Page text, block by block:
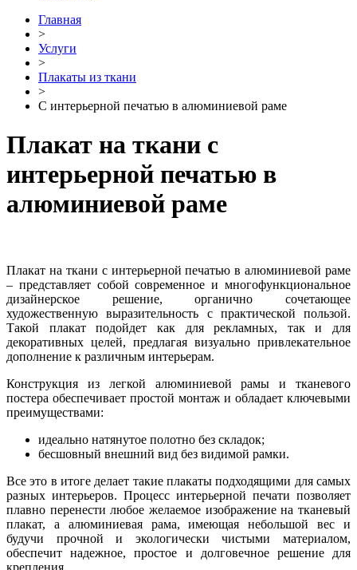
Главная
˃
Услуги
˃
Плакаты из ткани
˃
С интерьерной печатью в алюминиевой раме
Плакат на ткани с
интерьерной печатью в
алюминиевой раме
Плакат на ткани с интерьерной печатью в алюминиевой раме
– представляет собой современное и многофункциональное
дизайнерское решение, органично сочетающее
художественную выразительность с практической пользой.
Такой плакат подойдет как для рекламных, так и для
декоративных целей, предлагая визуально привлекательное
дополнение к различным интерьерам.
Конструкция из легкой алюминиевой рамы и тканевого
постера обеспечивает простой монтаж и обладает ключевыми
преимуществами:
идеально натянутое полотно без складок;
бесшовный внешний вид без видимой рамки.
Все это в итоге делает такие плакаты подходящими для самых
разных интерьеров. Процесс интерьерной печати позволяет
плавно перенести любое желаемое изображение на тканевый
плакат, а алюминиевая рама, имеющая небольшой вес и
будучи прочной и экологически чистыми материалом,
обеспечит надежное, простое и долговечное решение для
крепления.